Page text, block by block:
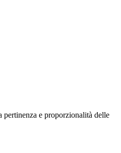
pertinenza e proporzionalità delle